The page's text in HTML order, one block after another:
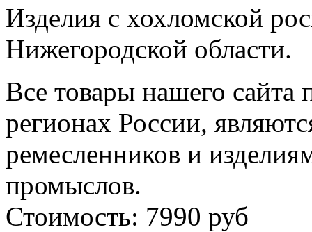
Изделия с хохломской
Нижегородской области.
Все товары нашего сайта
регионах России,
ремесленников и
промыслов.
Стоимость: 7990 руб